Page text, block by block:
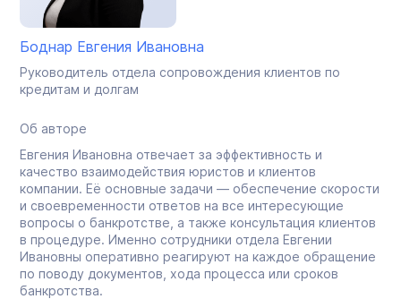
Боднар Евгения Ивановна
Руководитель отдела сопровождения клиентов по
кредитам и долгам
Об авторе
Евгения Ивановна отвечает за эффективность и
качество взаимодействия юристов и клиентов
компании. Её основные задачи — обеспечение скорости
и своевременности ответов на все интересующие
вопросы о банкротстве, а также консультация клиентов
в процедуре. Именно сотрудники отдела Евгении
Ивановны оперативно реагируют на каждое обращение
по поводу документов, хода процесса или сроков
банкротства.